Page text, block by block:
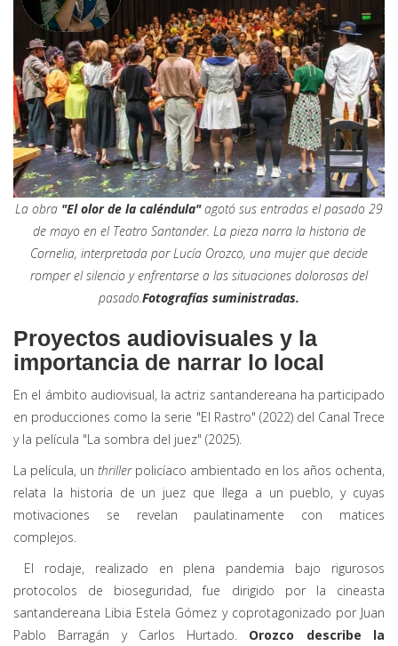
La obra "El olor de la caléndula"agotó sus entradas el pasado 29
de mayo en el Teatro Santander. La pieza narra la historia de
Cornelia, interpretada por Lucía Orozco, una mujer que decide
romper el silencio y enfrentarse a las situaciones dolorosas del
pasado.Fotografías suministradas.
Proyectos audiovisuales y la
importancia de narrar lo local
En el ámbito audiovisual, la actriz santandereana ha participado
en producciones como la serie "El Rastro" (2022) del Canal Trece
y la película "La sombra del juez" (2025).
La película, un thrillerpolicíaco ambientado en los años ochenta,
relata la historia de un juez que llega a un pueblo, y cuyas
motivaciones se revelan paulatinamente con matices
complejos.
El rodaje, realizado en plena pandemia bajo rigurosos
protocolos de bioseguridad, fue dirigido por la cineasta
santandereana Libia Estela Gómez y coprotagonizado por Juan
Pablo Barragán y Carlos Hurtado. Orozco describe la